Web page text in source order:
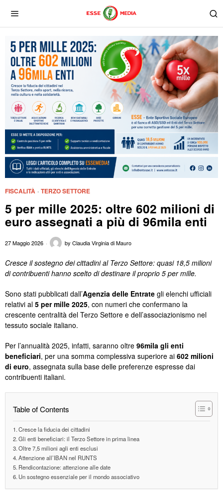
FISCALITÀ · TERZO SETTORE
5 per mille 2025: oltre 602 milioni di
euro assegnati a più di 96mila enti
27 Maggio 2026 by Claudia Virginia di Mauro
Cresce il sostegno dei cittadini al Terzo Settore: quasi 18,5 milioni
di contribuenti hanno scelto di destinare il proprio 5 per mille.
Sono stati pubblicati dall’Agenzia delle Entrate gli elenchi ufficiali
relativi al 5 per mille 2025, con numeri che confermano la
crescente centralità del Terzo Settore e dell’associazionismo nel
tessuto sociale italiano.
Per l’annualità 2025, infatti, saranno oltre 96mila gli enti
beneficiari, per una somma complessiva superiore ai 602 milioni
di euro, assegnata sulla base delle preferenze espresse dai
contribuenti italiani.
Table of Contents
Cresce la fiducia dei cittadini
Gli enti beneficiari: il Terzo Settore in prima linea
Oltre 7,5 milioni agli enti esclusi
Attenzione all’IBAN nel RUNTS
Rendicontazione: attenzione alle date
Un sostegno essenziale per il mondo associativo